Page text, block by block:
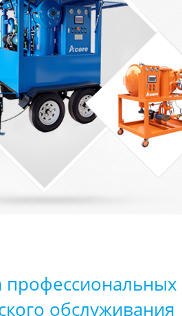
профессиональных
обслуживания